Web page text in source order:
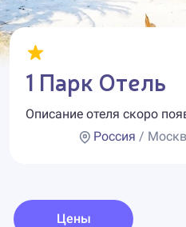
1 Парк Отель
Описание отеля скоро
Россия /
Цены